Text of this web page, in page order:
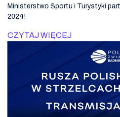
Ministerstwo Sportu i Turystyki
2024!
CZYTAJ WIĘCEJ